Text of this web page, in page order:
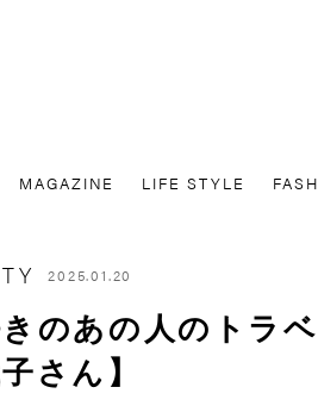
MAGAZINE LIFE STYLE
2025.01.20
のあの人のトラ
さん】